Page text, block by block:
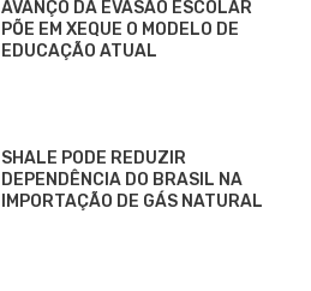
AVANÇO DA EVASÃO ESCOLAR
PÕE EM XEQUE O MODELO DE
EDUCAÇÃO ATUAL
SHALE PODE REDUZIR
DEPENDÊNCIA DO BRASIL NA
IMPORTAÇÃO DE GÁS NATURAL